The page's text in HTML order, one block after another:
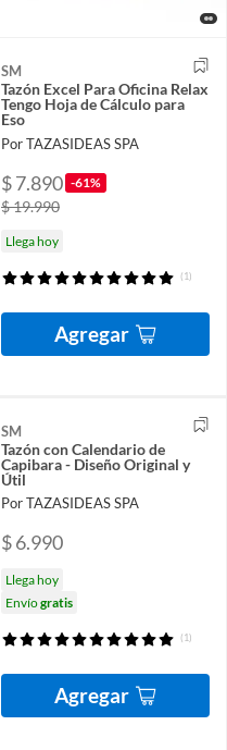
SM
Tazón Excel Para Oficina Relax
Tengo Hoja de Cálculo para
Eso
Por TAZASIDEAS SPA
$ 7.890 -61%
$ 19.990
Llega hoy
(1)
Agregar
SM
Tazón con Calendario de
Capibara - Diseño Original y
Útil
Por TAZASIDEAS SPA
$ 6.990
Llega hoy
Envíogratis
(1)
Agregar